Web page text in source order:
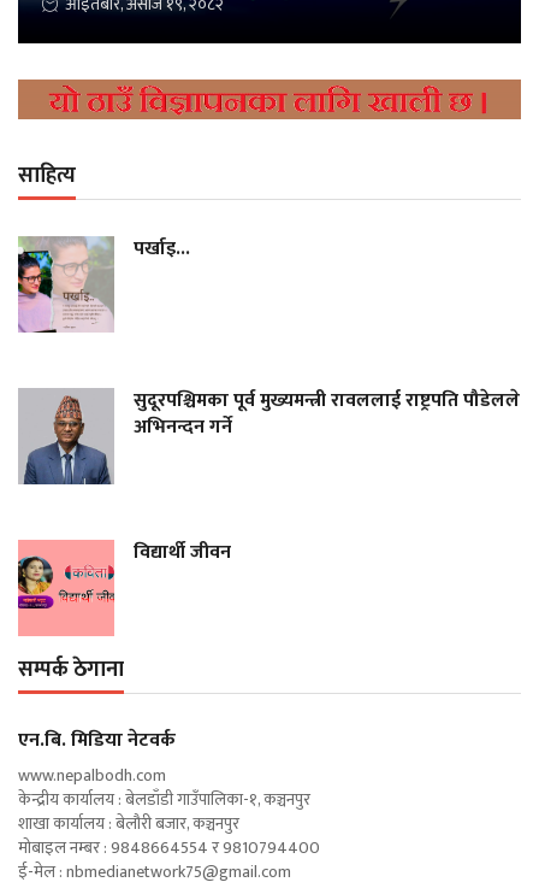
साहित्य
पर्खाइ...
सुदूरपश्चिमका पूर्व मुख्यमन्त्री रावललाई राष्ट्रपति पौडेलले
अभिनन्दन गर्ने
विद्यार्थी जीवन
सम्पर्क ठेगाना
एन‍.बि. मिडिया नेटवर्क
www.nepalbodh.com
केन्द्रीय कार्यालय : बेलडाँडी गाउँपालिका-१, कञ्चनपुर
शाखा कार्यालय : बेलौरी बजार, कञ्चनपुर
मोबाइल नम्बर : 9848664554 र 9810794400
ई-मेल :nbmedianetwork75@gmail.com